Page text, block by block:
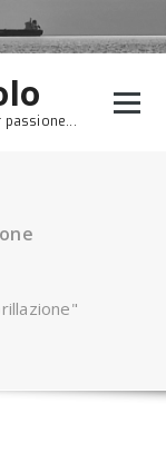
passione...